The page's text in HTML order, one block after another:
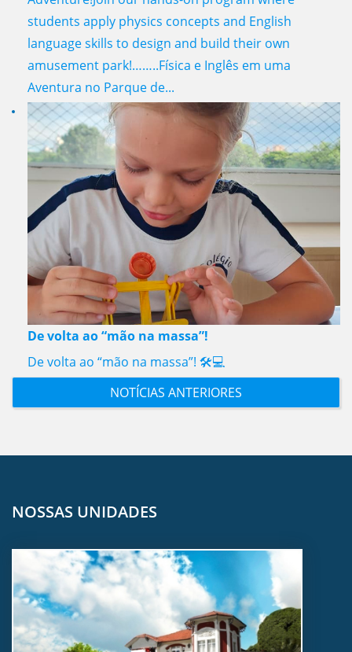
students apply physics concepts and English
language skills to design and build their own
amusement park!……..Física e Inglês em uma
Aventura no Parque de...
De volta ao “mão na massa”!
De volta ao “mão na massa”! 🛠️💻
NOTÍCIAS ANTERIORES
NOSSAS UNIDADES